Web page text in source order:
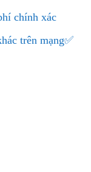
chính xác
trên mạng✅